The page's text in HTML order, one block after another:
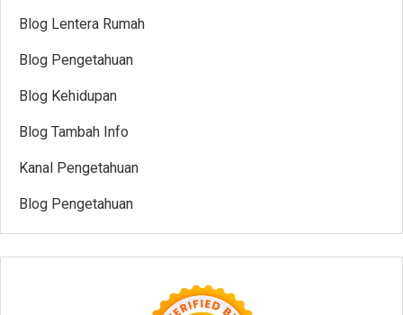
Blog Lentera Rumah
Blog Pengetahuan
Blog Kehidupan
Blog Tambah Info
Kanal Pengetahuan
Blog Pengetahuan